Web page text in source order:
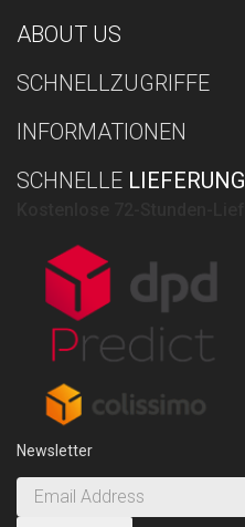
ABOUT US
SCHNELLZUGRIFFE
INFORMATIONEN
SCHNELLE LIEFERUNG
Newsletter